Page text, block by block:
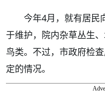
今年4月，就有居民
于维护，院内杂草丛生
鸟类。不过，市政府检
定的情况。